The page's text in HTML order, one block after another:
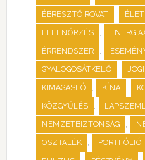
ÉBRESZTŐ ROVAT ,
ELLENŐRZÉS ,
ÉRRENDSZER ,
GYALOGOSÁTKELŐ ,
KIMAGASLÓ , KÍNA ,
KÖZGYŰLÉS ,
NEMZETBIZTONSÁG ,
OSZTALÉK , PORTFÓLIÓ